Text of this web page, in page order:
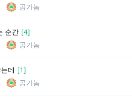
공가놈
순간 [4]
공가놈
데 [1]
공가놈